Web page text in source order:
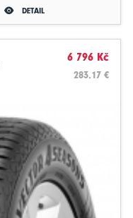
DETAIL
6 796 Kč
283.17 €